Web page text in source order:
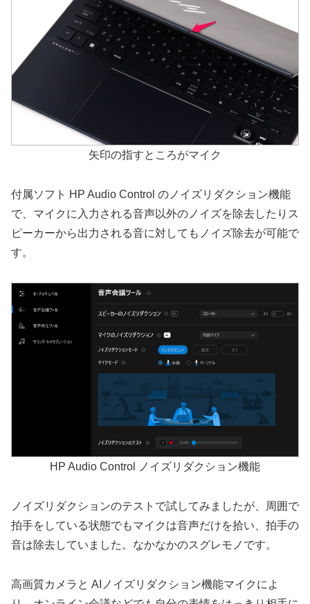
矢印の指すところがマイク
付属ソフト HP Audio Control のノイズリダクション機能
で、マイクに入力される音声以外のノイズを除去したりス
ピーカーから出力される音に対してもノイズ除去が可能で
す。
HP Audio Control ノイズリダクション機能
ノイズリダクションのテストで試してみましたが、周囲で
拍手をしている状態でもマイクは音声だけを拾い、拍手の
音は除去していました。なかなかのスグレモノです。
高画質カメラと AIノイズリダクション機能マイクによ